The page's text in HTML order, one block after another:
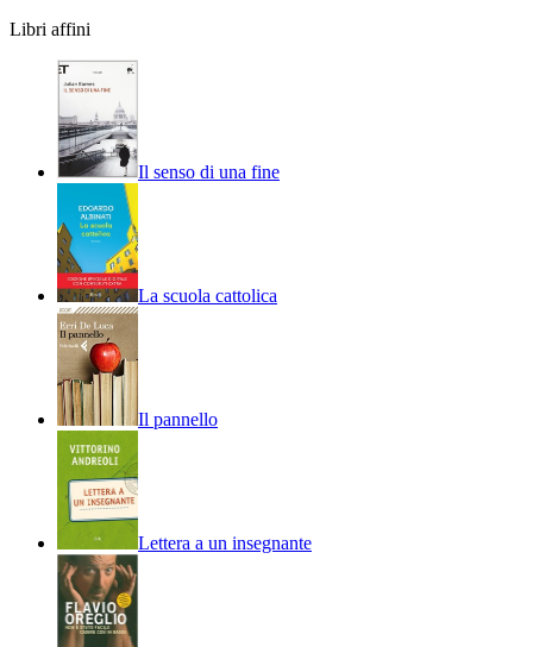
Libri affini
Il senso di una fine
La scuola cattolica
Il pannello
Lettera a un insegnante